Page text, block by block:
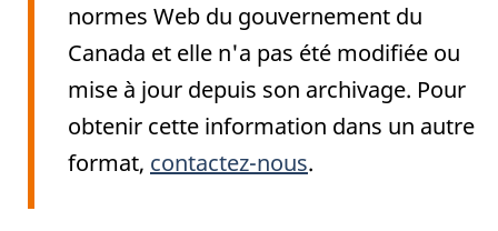
normes Web du gouvernement du
Canada et elle n'a pas été modifiée ou
mise à jour depuis son archivage. Pour
obtenir cette information dans un autre
format, contactez-nous.